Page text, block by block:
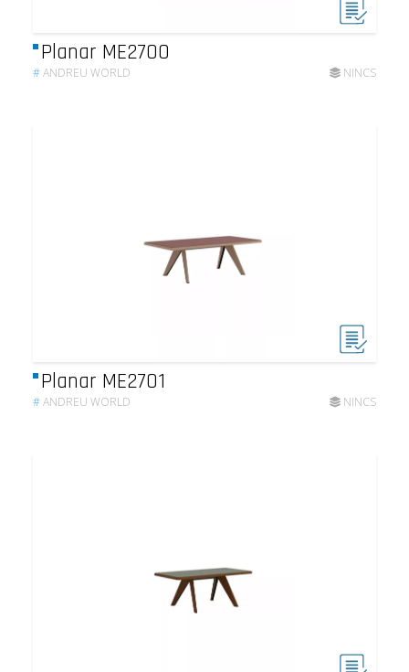
Planar ME2700
#ANDREU WORLD NINCS
Planar ME2701
#ANDREU WORLD NINCS